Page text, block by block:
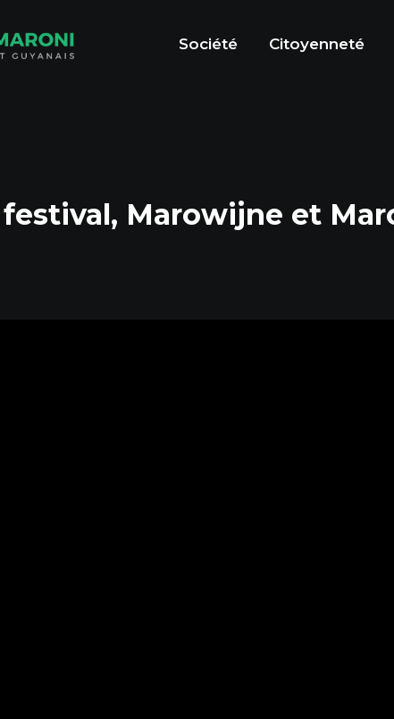
Société Citoyenneté
Marowijne et